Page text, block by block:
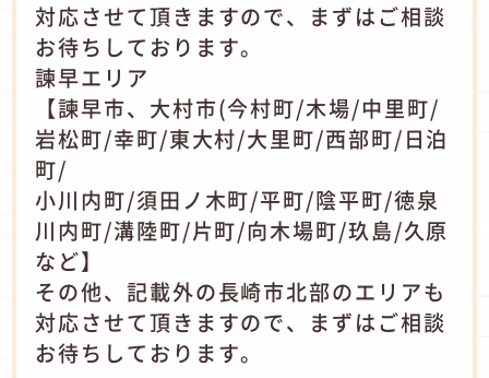
対応させて頂きますので、まずはご相談
お待ちしております。
諫早エリア
【諫早市、大村市(今村町/木場/中里町/
岩松町/幸町/東大村/大里町/西部町/日泊
町/
小川内町/須田ノ木町/平町/陰平町/徳泉
川内町/溝陸町/片町/向木場町/玖島/久原
など】
その他、記載外の長崎市北部のエリアも
対応させて頂きますので、まずはご相談
お待ちしております。